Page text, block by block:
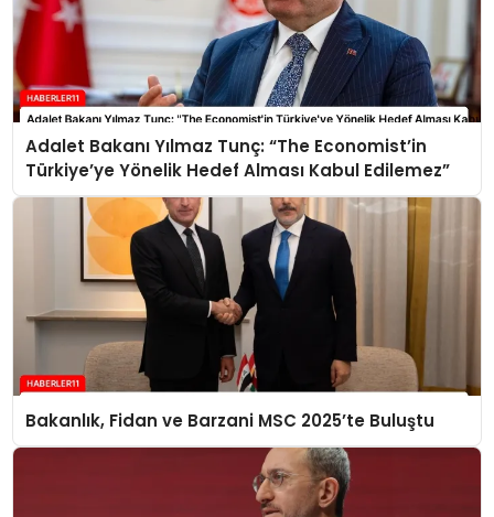
Adalet Bakanı Yılmaz Tunç: “The Economist’in
Türkiye’ye Yönelik Hedef Alması Kabul Edilemez”
Bakanlık, Fidan ve Barzani MSC 2025’te Buluştu